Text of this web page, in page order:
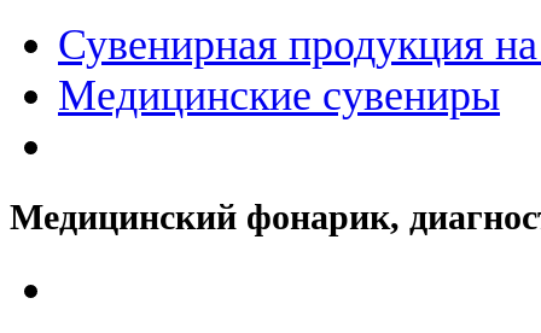
Сувенирная продукция
Медицинские сувениры
Медицинский фонарик,